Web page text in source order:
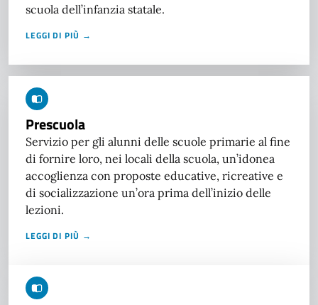
scuola dell’infanzia statale.
LEGGI DI PIÙ →
Prescuola
Servizio per gli alunni delle scuole primarie al fine
di fornire loro, nei locali della scuola, un’idonea
accoglienza con proposte educative, ricreative e
di socializzazione un’ora prima dell’inizio delle
lezioni.
LEGGI DI PIÙ →